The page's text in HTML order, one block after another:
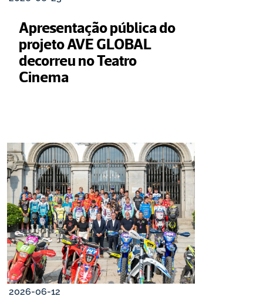
Apresentação pública do
projeto AVE GLOBAL
decorreu no Teatro
Cinema
2026-06-12